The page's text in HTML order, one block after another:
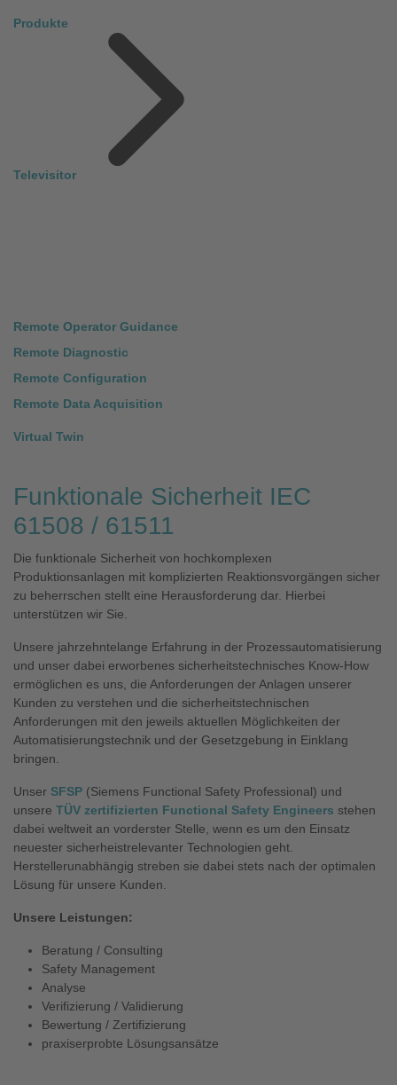
Produkte
Televisitor
Remote Operator Guidance
Remote Diagnostic
Remote Configuration
Remote Data Acquisition
Virtual Twin
Funktionale Sicherheit IEC
61508 / 61511
Die funktionale Sicherheit von hochkomplexen
Produktionsanlagen mit komplizierten Reaktionsvorgängen sicher
zu beherrschen stellt eine Herausforderung dar. Hierbei
unterstützen wir Sie.
Unsere jahrzehntelange Erfahrung in der Prozessautomatisierung
und unser dabei erworbenes sicherheitstechnisches Know-How
ermöglichen es uns, die Anforderungen der Anlagen unserer
Kunden zu verstehen und die sicherheitstechnischen
Anforderungen mit den jeweils aktuellen Möglichkeiten der
Automatisierungstechnik und der Gesetzgebung in Einklang
bringen.
Unser SFSP (Siemens Functional Safety Professional) und
unsere TÜV zertifizierten Functional Safety Engineers stehen
dabei weltweit an vorderster Stelle, wenn es um den Einsatz
neuester sicherheistrelevanter Technologien geht.
Herstellerunabhängig streben sie dabei stets nach der optimalen
Lösung für unsere Kunden.
Unsere Leistungen:
Beratung / Consulting
Safety Management
Analyse
Verifizierung / Validierung
Bewertung / Zertifizierung
praxiserprobte Lösungsansätze